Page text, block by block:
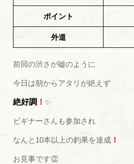
ポイント
外道
前回の渋さが嘘のように
今日は朝からアタリが絶えず
絶好調 ！✨
ビギナーさんも参加され
なんと10本以上の釣果を達成 ！
お見事です👏